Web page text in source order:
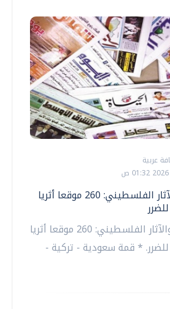
عربية
وزير السياحة والآثار الفلسطيني: 260 موقعا أثريا
* وزير السياحة والآثار الفلسطيني: 260 موقعا أثريا
* قمة سعودية - تركية -